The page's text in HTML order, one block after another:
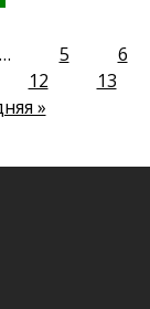
… 5
6
12
13
»